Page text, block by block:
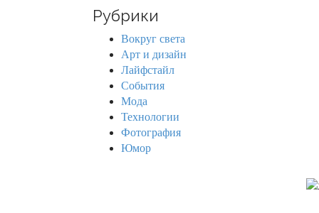
c
Рубрики
Вокруг света
Арт и дизайн
Лайфстайл
События
Мода
Технологии
Фотография
Юмор